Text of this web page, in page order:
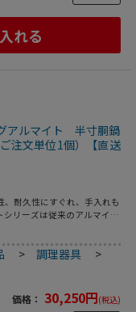
れる
アルマイト 半寸胴鍋
注文単位1個）【直送
耐久性にすぐれ、手入れも
リーズは従来のアルマイト
マイト皮膜を施すだけでは
保護します。●アルミニウ
い酸化皮膜をつくります。
保護し、表面を硬くし、腐
を人工的に厚くしたものが
7kg●容量：28L
>調理器具
>
価格： 30,250円(税込)